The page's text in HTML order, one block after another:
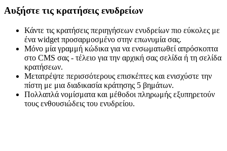
Αυξήστε τις κρατήσεις ενυδρείων
Κάντε τις κρατήσεις περιηγήσεων ενυδρείων πιο εύκολες με
ένα widget προσαρμοσμένο στην επωνυμία σας.
Μόνο μία γραμμή κώδικα για να ενσωματωθεί απρόσκοπτα
στο CMS σας - τέλειο για την αρχική σας σελίδα ή τη σελίδα
κρατήσεων.
Μετατρέψτε περισσότερους επισκέπτες και ενισχύστε την
πίστη με μια διαδικασία κράτησης 5 βημάτων.
Πολλαπλά νομίσματα και μέθοδοι πληρωμής εξυπηρετούν
τους ενθουσιώδεις του ενυδρείου.